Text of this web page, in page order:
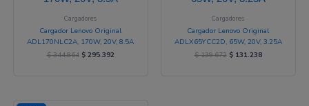
Cargadores
Cargador Lenovo Original
ADL170NLC2A, 170W, 20V, 8.5A
$344.864 $295.392
Cargadores
Cargador Lenovo Original
ADLX65YCC2D, 65W, 20V, 3.25A
$139.672 $131.238